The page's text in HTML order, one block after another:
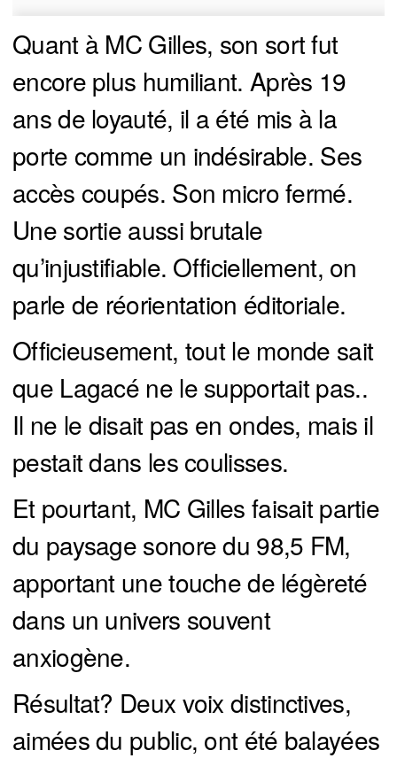
Quant à MC Gilles, son sort fut
encore plus humiliant. Après 19
ans de loyauté, il a été mis à la
porte comme un indésirable. Ses
accès coupés. Son micro fermé.
Une sortie aussi brutale
qu’injustifiable. Officiellement, on
parle de réorientation éditoriale.
Officieusement, tout le monde sait
que Lagacé ne le supportait pas..
Il ne le disait pas en ondes, mais il
pestait dans les coulisses.
Et pourtant, MC Gilles faisait partie
du paysage sonore du 98,5 FM,
apportant une touche de légèreté
dans un univers souvent
anxiogène.
Résultat? Deux voix distinctives,
aimées du public, ont été balayées